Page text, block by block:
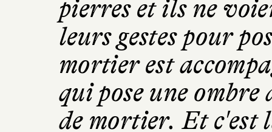
pierres et ils ne
leurs gestes pour
mortier est
qui pose une ombre
de mortier. Et c'est